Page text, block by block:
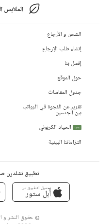
الملابس
الشحن و الأرجاع
إنشاء طلب الإرجاع
إتصل بنا
حول الموقع
جدول المقاسات
تقرير عن الفجوة في الرواتب
بين الجنسين
جديد
الحياد الكربوني
التزاماتنا البيئية
تطبيق تشلدرن
تحميل التطبيق من
أبل ستور
© حقوق النشر و